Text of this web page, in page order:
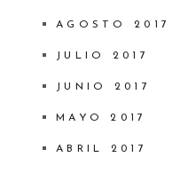
AGOSTO 2017
JULIO 2017
JUNIO 2017
MAYO 2017
ABRIL 2017